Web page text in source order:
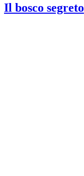
Il bosco segreto